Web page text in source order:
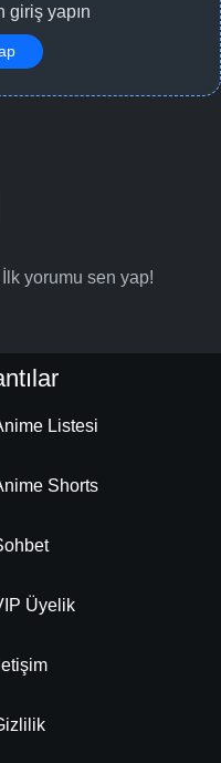
giriş yapın
İlk yorumu sen yap!
Listesi
Shorts
Üyelik
İletişim